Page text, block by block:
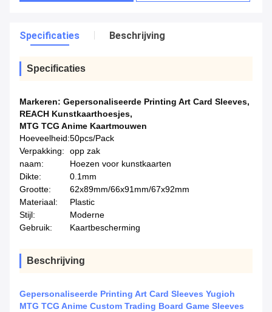
Specificaties Beschrijving
Specificaties
Markeren: Gepersonaliseerde Printing Art Card Sleeves,
REACH Kunstkaarthoesjes,
MTG TCG Anime Kaartmouwen
Hoeveelheid:50pcs/Pack
Verpakking:
opp zak
naam:
Hoezen voor kunstkaarten
Dikte:
0.1mm
Grootte:
62x89mm/66x91mm/67x92mm
Materiaal:
Plastic
Stijl:
Moderne
Gebruik:
Kaartbescherming
Beschrijving
Gepersonaliseerde Printing Art Card Sleeves Yugioh
MTG TCG Anime Custom Trading Board Game Sleeves